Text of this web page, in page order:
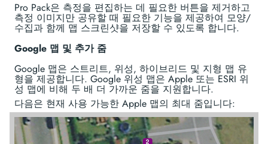
Pro Pack은 측정을 편집하는 데 필요한 버튼을 제거하고
측정 이미지만 공유할 때 필요한 기능을 제공하여 모양/
수집과 함께 맵 스크린샷을 저장할 수 있도록 합니다.
Google 맵 및 추가 줌
Google 맵은 스트리트, 위성, 하이브리드 및 지형 맵 유
형을 제공합니다. Google 위성 맵은 Apple 또는 ESRI 위
성 맵에 비해 두 배 더 가까운 줌을 지원합니다.
다음은 현재 사용 가능한 Apple 맵의 최대 줌입니다: